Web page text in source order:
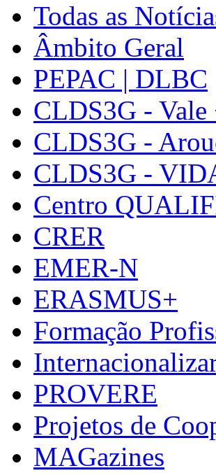
Todas as
Âmbito Geral
PEPAC | DLBC
CLDS3G - Vale
CLDS3G -
CLDS3G -
Centro
CRER
EMER-N
ERASMUS+
Formação
PROVERE
Projetos de
MAGazines